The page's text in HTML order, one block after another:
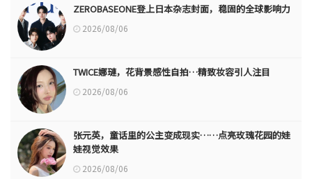
ZEROBASEONE登上日本杂志封面，稳固的全球影响力
2026/08/06
TWICE娜璉，花背景感性自拍…精致妆容引人注目
2026/08/06
张元英，童话里的公主变成现实……点亮玫瑰花园的娃
娃视觉效果
2026/08/06